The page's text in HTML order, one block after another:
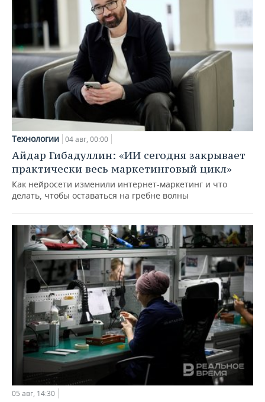
Технологии 04 авг, 00:00
Айдар Гибадуллин: «ИИ сегодня закрывает
практически весь маркетинговый цикл»
Как нейросети изменили интернет-маркетинг и что
делать, чтобы оставаться на гребне волны
05 авг, 14:30